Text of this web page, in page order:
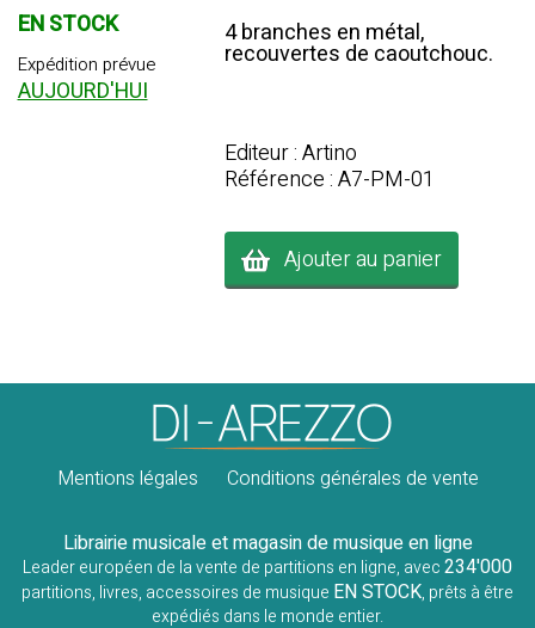
EN STOCK
Expédition prévue
AUJOURD'HUI
4 branches en métal,
recouvertes de caoutchouc.
Editeur : Artino
Référence : A7-PM-01
Ajouter au panier
Mentions légales Conditions générales de vente
Librairie musicale et magasin de musique en ligne
Leader européen de la vente de partitions en ligne, avec234'000
partitions, livres, accessoires de musique EN STOCK, prêts à être
expédiés dans le monde entier.